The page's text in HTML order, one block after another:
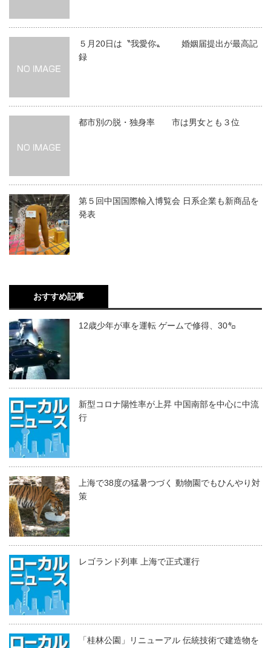
５月20日は〝我愛你〟 婚姻届提出が最高記
録
都市別の脱・独身率 市は男女とも３位
第５回中国国際輸入博覧会 日系企業も新商品を
発表
おすすめ記事
12歳少年が車を運転 ゲームで修得、30㌔
新型コロナ陽性率が上昇 中国南部を中心に中流
行
上海で38度の猛暑つづく 動物園でもひんやり対
策
レゴランド列車 上海で正式運行
「桂林公園」リニューアル 伝統技術で建造物を